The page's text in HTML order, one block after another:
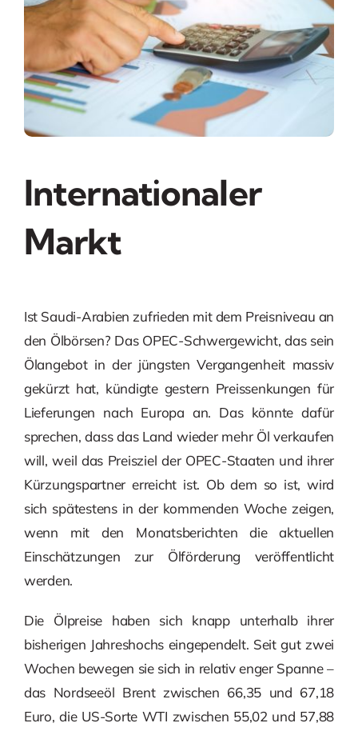
Internationaler
Markt
Ist Saudi-Arabien zufrieden mit dem Preisniveau an
den Ölbörsen? Das OPEC-Schwergewicht, das sein
Ölangebot in der jüngsten Vergangenheit massiv
gekürzt hat, kündigte gestern Preissenkungen für
Lieferungen nach Europa an. Das könnte dafür
sprechen, dass das Land wieder mehr Öl verkaufen
will, weil das Preisziel der OPEC-Staaten und ihrer
Kürzungspartner erreicht ist. Ob dem so ist, wird
sich spätestens in der kommenden Woche zeigen,
wenn mit den Monatsberichten die aktuellen
Einschätzungen zur Ölförderung veröffentlicht
werden.
Die Ölpreise haben sich knapp unterhalb ihrer
bisherigen Jahreshochs eingependelt. Seit gut zwei
Wochen bewegen sie sich in relativ enger Spanne –
das Nordseeöl Brent zwischen 66,35 und 67,18
Euro, die US-Sorte WTI zwischen 55,02 und 57,88